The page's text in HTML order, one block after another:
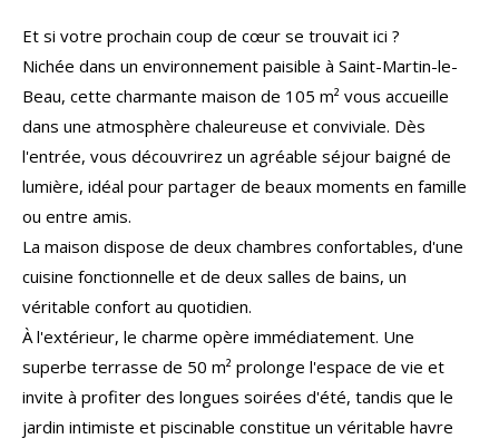
Et si votre prochain coup de cœur se trouvait ici ?
Nichée dans un environnement paisible à Saint-Martin-le-
Beau, cette charmante maison de 105 m² vous accueille
dans une atmosphère chaleureuse et conviviale. Dès
l'entrée, vous découvrirez un agréable séjour baigné de
lumière, idéal pour partager de beaux moments en famille
ou entre amis.
La maison dispose de deux chambres confortables, d'une
cuisine fonctionnelle et de deux salles de bains, un
véritable confort au quotidien.
À l'extérieur, le charme opère immédiatement. Une
superbe terrasse de 50 m² prolonge l'espace de vie et
invite à profiter des longues soirées d'été, tandis que le
jardin intimiste et piscinable constitue un véritable havre